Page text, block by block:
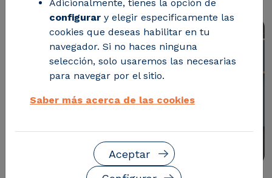
Adicionalmente, tienes la opción de
configurar y elegir especificamente las
cookies que deseas habilitar en tu
navegador. Si no haces ninguna
selección, solo usaremos las necesarias
para navegar por el sitio.
Saber más acerca de las cookies
Aceptar